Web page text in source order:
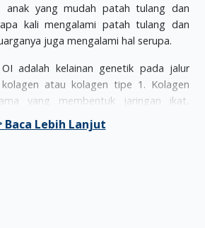
anak yang mudah patah tulang dan
kali mengalami patah tulang dan
juga mengalami hal serupa.
adalah kelainan genetik pada jalur
atau kolagen tipe 1. Kolagen
yang membentuk jaringan ikat,
mempunyai kemungkinan 50% untuk